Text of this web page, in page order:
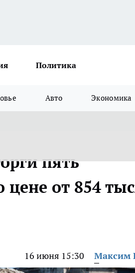
Политика
Авто Экономика
пять
от 854
16 июня 15:30 Максим